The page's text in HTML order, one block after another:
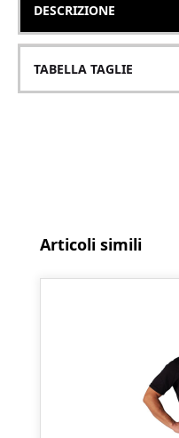
DESCRIZIONE
TABELLA TAGLIE
Salta la galleria dei
Articoli simili